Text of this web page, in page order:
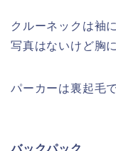
クルーネックは袖
写真はないけど胸
パーカーは裏起毛
バックパック